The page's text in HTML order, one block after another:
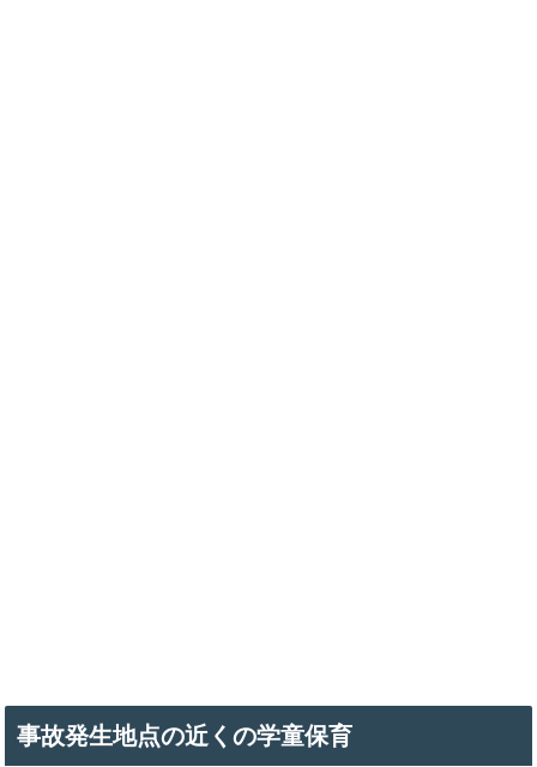
事故発生地点の近くの学童保育